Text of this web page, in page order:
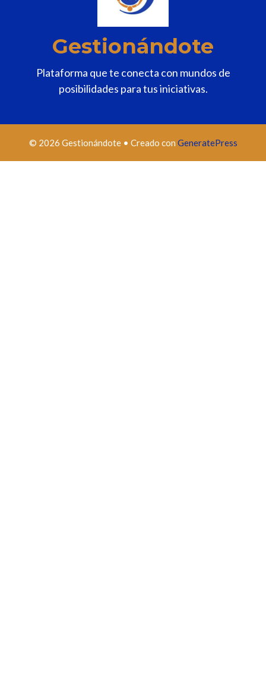
Gestionándote
Plataforma que te conecta con mundos de
posibilidades para tus iniciativas.
© 2026 Gestionándote• Creado con GeneratePress